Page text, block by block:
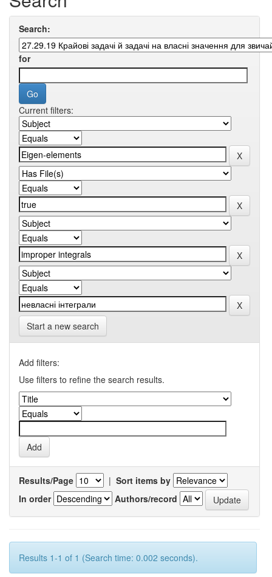
Search:
for
Current filters:
Start a new search
Add filters:
Use filters to refine the search results.
Results/Page | Sort items by
In order
Authors/record
Results 1-1 of 1 (Search time: 0.002 seconds).